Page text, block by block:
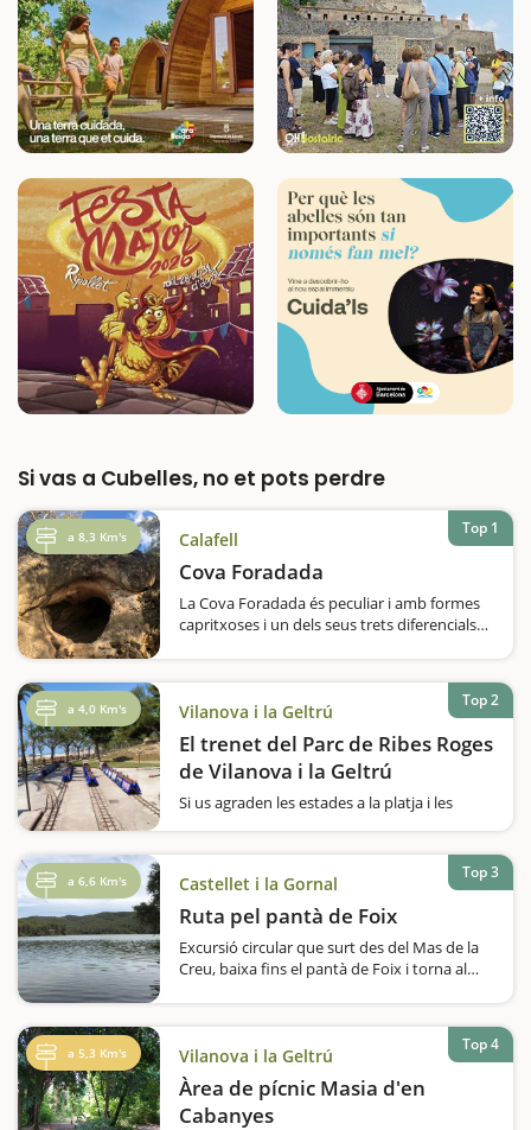
Si vas a Cubelles, no et pots perdre
a 8,3 Km's Calafell
Cova Foradada
La Cova Foradada és peculiar i amb formes
capritxoses i un dels seus trets diferencials
cavitat hi van habitar neandertals i els homo
sapiens sapiens, i segons els…
Top 1
a 4,0 Km's Vilanova i la Geltrú
El trenet del Parc de Ribes Roges
de Vilanova i la Geltrú
Si us agraden les estades a la platja i les
de Vilanova i la Geltrú és una de les més…
Top 2
a 6,6 Km's Castellet i la Gornal
Ruta pel pantà de Foix
Excursió circular que surt des del Mas de la
Creu, baixa fins el pantà de Foix i torna al
pujada.Durant tot el recorregut hem de
seguir els pals indicadors…
Top 3
a 5,3 Km's Vilanova i la Geltrú
Àrea de pícnic Masia d'en
Cabanyes
Top 4